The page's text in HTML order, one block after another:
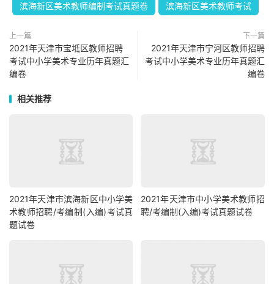
滨海新区美术教师编制考试真题卷 滨海新区美术教师考试
上一篇
2021年天津市宝坻区教师招聘
考试中小学美术专业历年真题汇
编卷
下一篇
2021年天津市宁河区教师招聘
考试中小学美术专业历年真题汇
编卷
相关推荐
2021年天津市滨海新区中小学美
术教师招聘/考编制(入编)考试真
题试卷
2021年天津市中小学美术教师招
聘/考编制(入编)考试真题试卷